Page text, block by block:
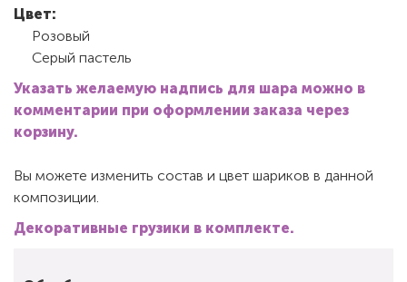
Цвет:
Розовый
Серый пастель
Указать желаемую надпись для шара можно в
комментарии при оформлении заказа через
корзину.
Вы можете изменить состав и цвет шариков в данной
композиции.
Декоративные грузики в комплекте.